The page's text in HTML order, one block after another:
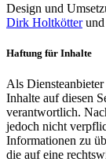
Design und
Dirk Holtkötterund
Haftung für Inhalte
Als
Inhalte auf diesen
verantwortlich.
jedoch nicht
Informationen zu
die auf eine